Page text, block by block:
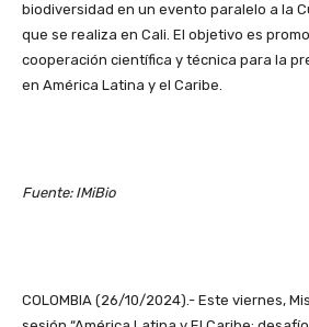
biodiversidad en un evento paralelo a la
que se realiza en Cali. El objetivo es
cooperación científica y técnica para la
en América Latina y el Caribe.
Fuente: IMiBio
COLOMBIA (26/10/2024).- Este viernes,